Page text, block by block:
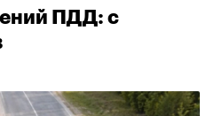
ПДД: с